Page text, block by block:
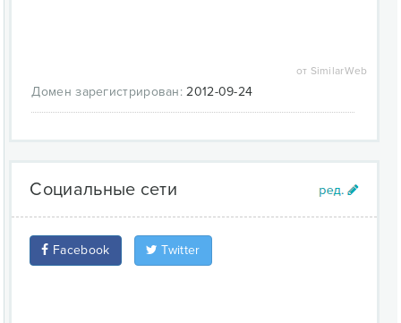
от SimilarWeb
Домен зарегистрирован: 2012-09-24
Социальные сети
Facebook Twitter